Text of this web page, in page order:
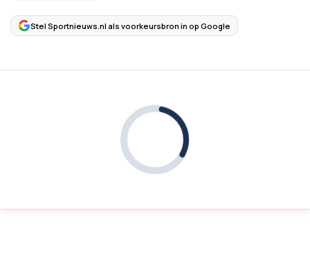
Stel Sportnieuws.nl als voorkeursbron in op Google